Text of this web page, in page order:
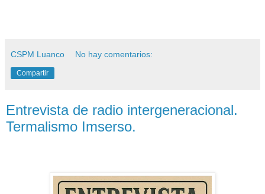
CSPM Luanco No hay comentarios:
Compartir
Entrevista de radio intergeneracional.
Termalismo Imserso.